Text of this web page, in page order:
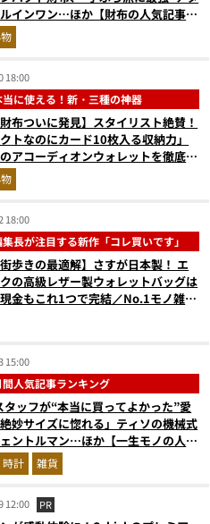
インワン…ほか【財布の人気記事ラ
スト3】（2026年6月版）
18:00
当に使える！新・三種の神器
財布ついに発見】スタイリスト絶賛！
クトなのにカード10枚入る収納力」
アコーディオンウォレットを徹底レ
い込むほどにツヤが出るプエブロレ
18:00
集長が注目する新作「コレ買いです」
街歩きの最適解】さすが日本製！ エ
の高級レザー製ウォレットバッグは
金もこれ1つで完結／No.1モノ雑誌
墨付き『コレ買いです』Vol.168
15:00
間人気記事ランキング
タッフが“本当に買ってよかった”愛
妙サイズに惚れる」ティソの機械式
ントルマン…ほか【一生モノの人気
ングベスト3】（2026年5月版）
時計 雑貨
12:00 PR